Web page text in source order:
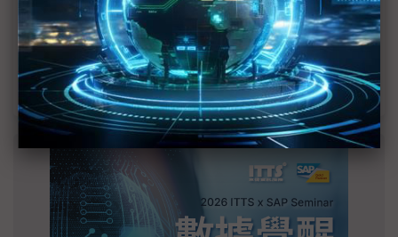
SpaceX晶片採購大轉向 Elon Musk捨超微全面
採用NVIDIA
光進銅退更明確？ 聯發科估SerDes 448G為銅
線「最終戰場」